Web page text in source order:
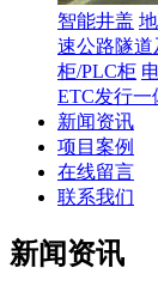
智能井盖
速公路隧
柜/PLC柜
ETC发行一
新闻资讯
项目案例
在线留言
联系我们
新闻资讯